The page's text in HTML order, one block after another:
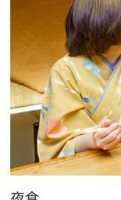
和洋バイキング
＜大浴場＞
営業時間 15時
＜貸切風呂＞
趣の異なる7種
身で空きを確認い